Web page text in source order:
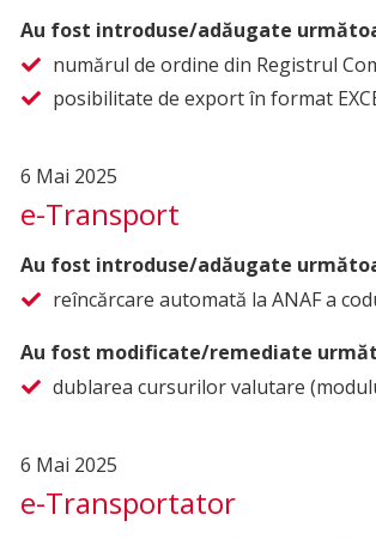
Au fost introduse/adăugate
numărul de ordine din Registrul
posibilitate de export în format
6 Mai 2025
e-Transport
Au fost introduse/adăugate
reîncărcare automată la ANAF a
Au fost modificate/remediate
dublarea cursurilor valutare
6 Mai 2025
e-Transportator